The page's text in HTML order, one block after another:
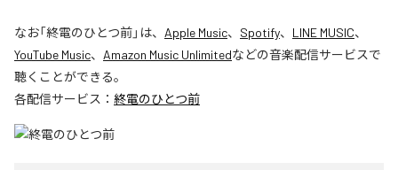
なお「終電のひとつ前」は、 Apple Music、 Spotify、 LINE MUSIC、
YouTube Music、 Amazon Music Unlimitedなどの音楽配信サービスで
聴くことができる。
各配信サービス： 終電のひとつ前